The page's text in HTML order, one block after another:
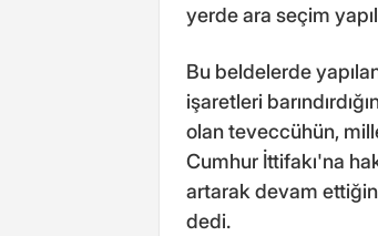
yerde ara seçim
Bu beldelerde
işaretleri
olan teveccühün,
Cumhur İttifakı'na
artarak devam
dedi.